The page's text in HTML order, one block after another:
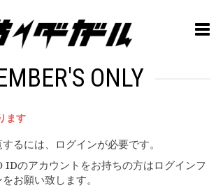
ONLY
ます
るには、ログインが必要です。
IDのアカウントをお持ちの方はログインフ
お願い致します。